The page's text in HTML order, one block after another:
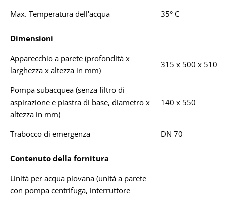
Max. Temperatura dell'acqua 35° C
Dimensioni
Apparecchio a parete (profondità x
larghezza x altezza in mm)
315 x 500 x 510
Pompa subacquea (senza filtro di
aspirazione e piastra di base, diametro x
altezza in mm)
140 x 550
Trabocco di emergenza DN 70
Contenuto della fornitura
Unità per acqua piovana (unità a parete
con pompa centrifuga, interruttore